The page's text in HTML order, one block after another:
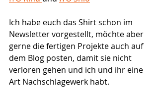
Ich habe euch das Shirt schon im
Newsletter vorgestellt, möchte aber
gerne die fertigen Projekte auch auf
dem Blog posten, damit sie nicht
verloren gehen und ich und ihr eine
Art Nachschlagewerk habt.